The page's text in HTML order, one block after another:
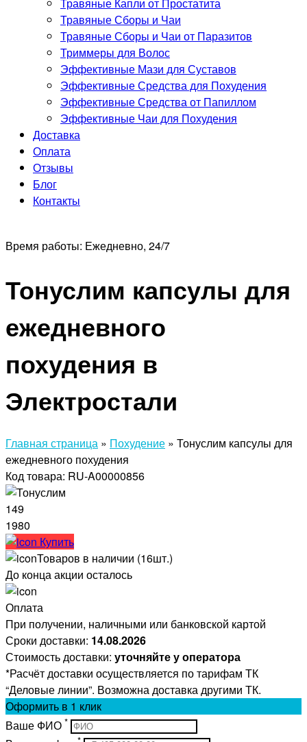
Травяные Сборы и Чаи
Травяные Сборы и Чаи от Паразитов
Триммеры для Волос
Эффективные Мази для Суставов
Эффективные Средства для Похудения
Эффективные Средства от Папиллом
Эффективные Чаи для Похудения
Доставка
Оплата
Отзывы
Блог
Контакты
Время работы: Ежедневно, 24/7
Тонуслим капсулы для
ежедневного
похудения в
Электростали
Главная страница » Похудение » Тонуслим капсулы для
ежедневного похудения
Код товара: RU-A00000856
149
1980
Купить
Товаров в наличии (16шт.)
До конца акции осталось
Оплата
При получении, наличными или банковской картой
Сроки доставки: 14.08.2026
Стоимость доставки: уточняйте у оператора
*Расчёт доставки осуществляется по тарифам ТК
“Деловые линии”. Возможна доставка другими ТК.
Оформить в 1 клик
Ваше ФИО *